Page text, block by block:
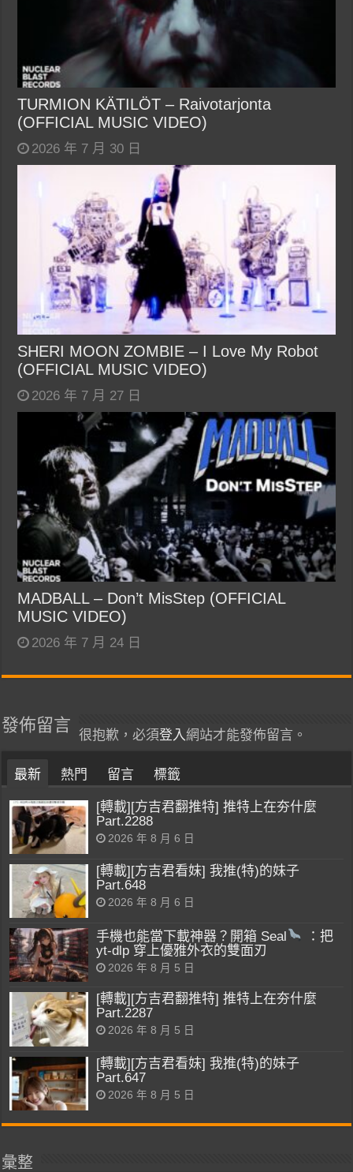
TURMION KÄTILÖT – Raivotarjonta
(OFFICIAL MUSIC VIDEO)
2026 年 7 月 30 日
SHERI MOON ZOMBIE – I Love My Robot
(OFFICIAL MUSIC VIDEO)
2026 年 7 月 27 日
MADBALL – Don’t MisStep (OFFICIAL
MUSIC VIDEO)
2026 年 7 月 24 日
發佈留言
很抱歉，必須登入網站才能發佈留言。
最新 熱門 留言 標籤
[轉載][方吉君翻推特] 推特上在夯什麼
Part.2288
2026 年 8 月 6 日
[轉載][方吉君看妹] 我推(特)的妹子
Part.648
2026 年 8 月 6 日
手機也能當下載神器？開箱 Seal
：把
yt-dlp 穿上優雅外衣的雙面刃
2026 年 8 月 5 日
[轉載][方吉君翻推特] 推特上在夯什麼
Part.2287
2026 年 8 月 5 日
[轉載][方吉君看妹] 我推(特)的妹子
Part.647
2026 年 8 月 5 日
彙整